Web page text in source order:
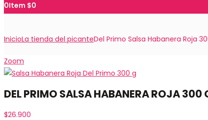
0Item $0
InicioLa tienda del picanteDel Primo Salsa Habanera Roja
Zoom
DEL PRIMO SALSA HABANERA ROJA 300
$26.900